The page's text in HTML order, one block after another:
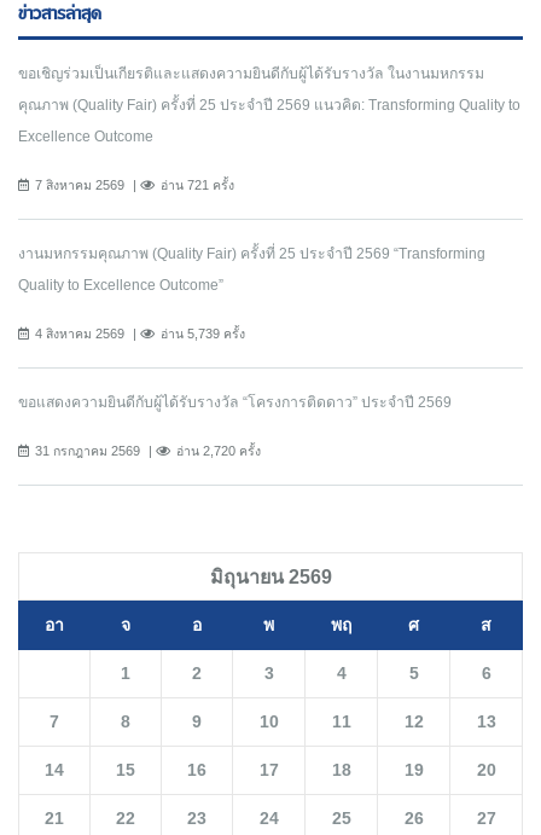
ข่าวสารล่าสุด
ขอเชิญร่วมเป็นเกียรติและแสดงความยินดีกับผู้ได้รับรางวัล ในงานมหกรรม
คุณภาพ (Quality Fair) ครั้งที่ 25 ประจำปี 2569 แนวคิด: Transforming Quality to
Excellence Outcome
7 สิงหาคม 2569 อ่าน 721 ครั้ง
งานมหกรรมคุณภาพ (Quality Fair) ครั้งที่ 25 ประจำปี 2569 “Transforming
Quality to Excellence Outcome”
4 สิงหาคม 2569 อ่าน 5,739 ครั้ง
ขอแสดงความยินดีกับผู้ได้รับรางวัล “โครงการติดดาว” ประจำปี 2569
31 กรกฎาคม 2569 อ่าน 2,720 ครั้ง
มิถุนายน 2569
อา จ อ พ พฤ ศ ส
1 2 3 4 5 6
7 8 9 10 11 12 13
14 15 16 17 18 19 20
21 22 23 24 25 26 27